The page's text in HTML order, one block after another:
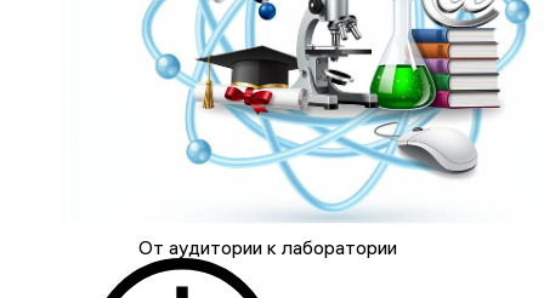
От аудитории к лаборатории